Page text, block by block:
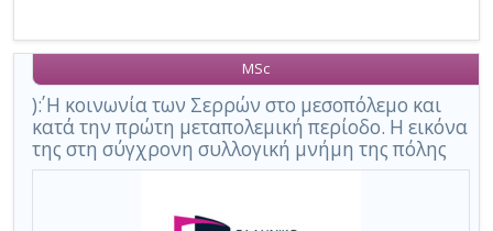
)΄: Η κοινωνία των Σερρών στο μεσοπόλεμο και
κατά την πρώτη μεταπολεμική περίοδο. Η εικόνα
της στη σύγχρονη συλλογική μνήμη της πόλης
MSc